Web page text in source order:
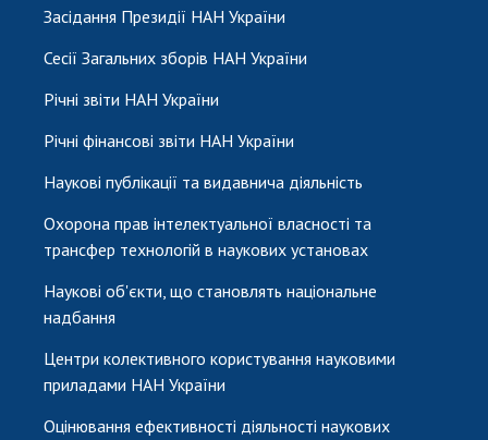
Засідання Президії НАН України
Сесії Загальних зборів НАН України
Річні звіти НАН України
Річні фінансові звіти НАН України
Наукові публікації та видавнича діяльність
Охорона прав інтелектуальної власності та
трансфер технологій в наукових установах
Наукові об'єкти, що становлять національне
надбання
Центри колективного користування науковими
приладами НАН України
Оцінювання ефективності діяльності наукових